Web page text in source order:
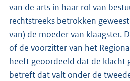
van de arts in haar rol van
rechtstreeks betrokken
van) de moeder van klaagster.
of de voorzitter van het
heeft geoordeeld dat de klacht
betreft dat valt onder de